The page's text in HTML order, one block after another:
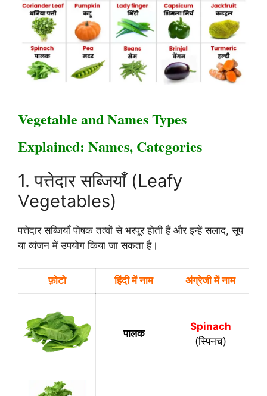
Vegetable and Names Types
Explained: Names, Categories
1. पत्तेदार सब्जियाँ (Leafy
Vegetables)
पत्तेदार सब्जियाँ पोषक तत्वों से भरपूर होती हैं और इन्हें सलाद, सूप
या व्यंजन में उपयोग किया जा सकता है।
फ़ोटो हिंदी में नाम अंग्रेजी में नाम
पालक
Spinach
(स्पिनच)